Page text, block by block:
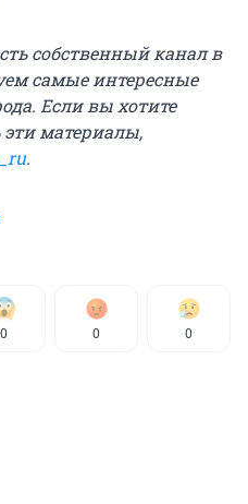
собственный канал в
самые интересные
Если вы хотите
материалы,
.
0 0 0